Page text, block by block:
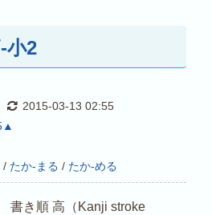
小2
2015-03-13 02:55
/ たか-まる / たか-める
書き順 高（Kanji stroke